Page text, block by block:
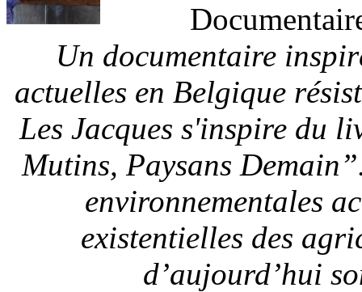
Un documentaire
actuelles en Belgique
Les Jacques s'inspire du
Mutins, Paysans
environnementales
existentielles des
d’aujourd’hui